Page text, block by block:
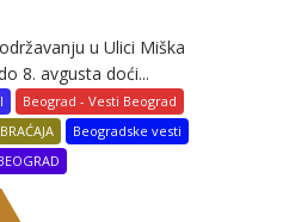
u Ulici Miška
8. avgusta doći...
Beograd - Vesti Beograd
Beogradske vesti